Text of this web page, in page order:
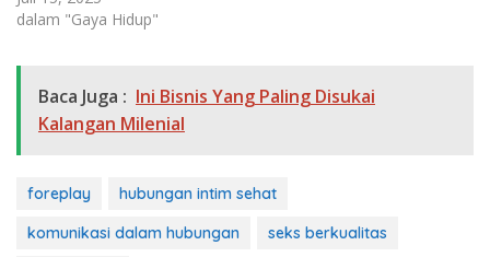
dalam "Gaya Hidup"
Baca Juga : Ini Bisnis Yang Paling Disukai
Kalangan Milenial
foreplay
hubungan intim sehat
komunikasi dalam hubungan
seks berkualitas